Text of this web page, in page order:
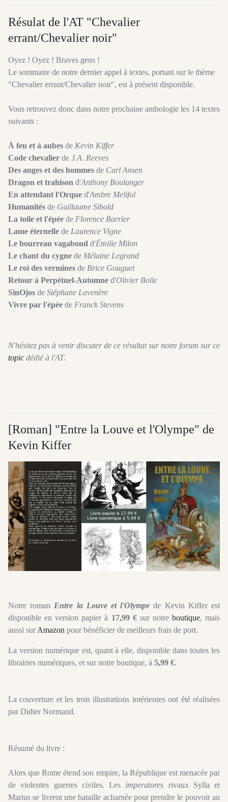
Résulat de l'AT "Chevalier
errant/Chevalier noir"
Oyez ! Oyez ! Braves gens !
Le sommaire de notre dernier appel à textes, portant sur le thème
"Chevalier errant/Chevalier noir", est à présent disponible.
Vous retrouvez donc dans notre prochaine anthologie les 14 textes
suivants :
À feu et à aubes de Kevin Kiffer
Code chevalier de J.A. Reeves
Des anges et des hommes de Carl Ansen
Dragon et trahison d'Anthony Boulanger
En attendant l'Orque d'Ambre Melifol
Humanités de Guillaume Sibold
La toile et l'épée de Florence Barrier
Lame éternelle de Laurence Vigne
Le bourreau vagabond d'Émilie Milon
Le chant du cygne de Mélaine Legrand
Le roi des vermines de Brice Gouguet
Retour à Perpétuel-Automne d'Olivier Boile
SinOjos de Stéphane Lavenère
Vivre par l'épée de Franck Stevens
N'hésitez pas à venir discuter de ce résultat sur notre forum sur ce
topic dédié à l'AT.
[Roman] "Entre la Louve et l'Olympe" de
Kevin Kiffer
Notre roman Entre la Louve et l'Olympe de Kevin Kiffer est
disponible en version papier à 17,99 €sur notre boutique, mais
aussi surAmazon pour bénéficier de meilleurs frais de port.
La version numérique est, quant à elle, disponible dans toutes les
librairies numériques, et sur notre boutique, à 5,99 €.
La couverture et les trois illustrations intérieures ont été réalisées
par Didier Normand.
Résumé du livre :
Alors que Rome étend son empire, la République est menacée par
de violentes guerres civiles. Les imperatores rivaux Sylla et
Marius se livrent une bataille acharnée pour prendre le pouvoir au